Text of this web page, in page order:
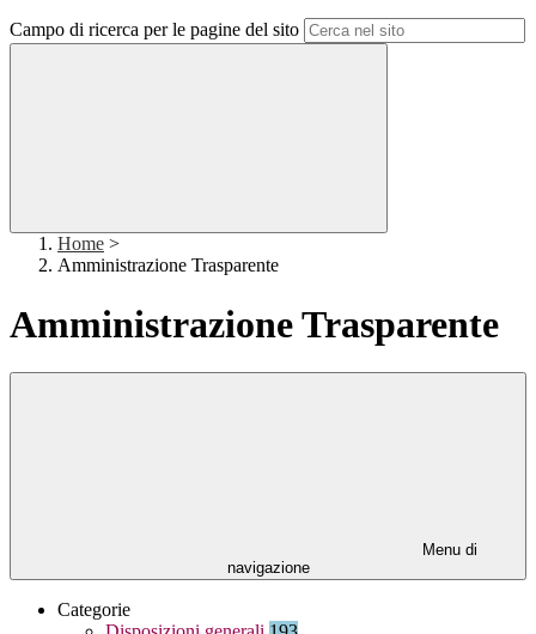
Campo di ricerca per le pagine del sito
Home >
Amministrazione Trasparente
Amministrazione Trasparente
Menu di
navigazione
Categorie